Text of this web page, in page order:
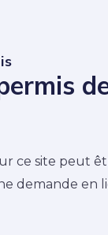
ce site peut
en